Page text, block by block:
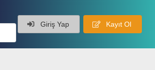
Giriş Yap Kayıt Ol